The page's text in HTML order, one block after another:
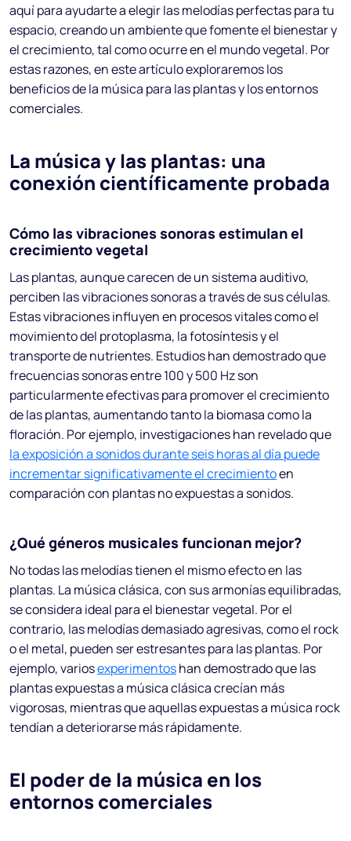
aquí para ayudarte a elegir las melodías perfectas para tu
espacio, creando un ambiente que fomente el bienestar y
el crecimiento, tal como ocurre en el mundo vegetal. Por
estas razones, en este artículo exploraremos los
beneficios de la música para las plantas y los entornos
comerciales.
La música y las plantas: una
conexión científicamente probada
Cómo las vibraciones sonoras estimulan el
crecimiento vegetal
Las plantas, aunque carecen de un sistema auditivo,
perciben las vibraciones sonoras a través de sus células.
Estas vibraciones influyen en procesos vitales como el
movimiento del protoplasma, la fotosíntesis y el
transporte de nutrientes. Estudios han demostrado que
frecuencias sonoras entre 100 y 500 Hz son
particularmente efectivas para promover el crecimiento
de las plantas, aumentando tanto la biomasa como la
floración. Por ejemplo, investigaciones han revelado que
la exposición a sonidos durante seis horas al día puede
incrementar significativamente el crecimientoen
comparación con plantas no expuestas a sonidos.
¿Qué géneros musicales funcionan mejor?
No todas las melodías tienen el mismo efecto en las
plantas. La música clásica, con sus armonías equilibradas,
se considera ideal para el bienestar vegetal. Por el
contrario, las melodías demasiado agresivas, como el rock
o el metal, pueden ser estresantes para las plantas. Por
ejemplo, variosexperimentoshan demostrado que las
plantas expuestas a música clásica crecían más
vigorosas, mientras que aquellas expuestas a música rock
tendían a deteriorarse más rápidamente.
El poder de la música en los
entornos comerciales